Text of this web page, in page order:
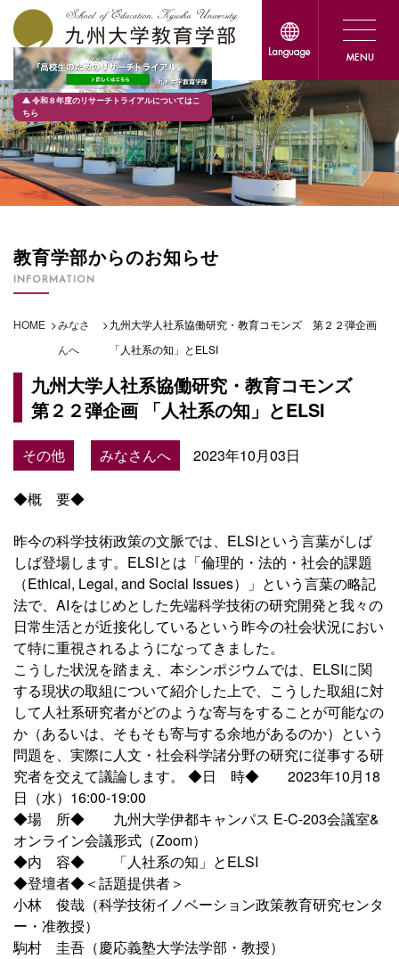
令和８年度のリサーチトライアルについてはこ
ちら
教育学部からのお知らせ
INFORMATION
HOME >みなさ
んへ
>九州大学人社系協働研究・教育コモンズ 第２２弾企画
「人社系の知」とELSI
九州大学人社系協働研究・教育コモンズ
第２２弾企画 「人社系の知」とELSI
その他 みなさんへ 2023年10月03日
◆概 要◆
昨今の科学技術政策の文脈では、ELSIという言葉がしば
しば登場します。ELSIとは「倫理的・法的・社会的課題
（Ethical, Legal, and Social Issues）」という言葉の略記
法で、AIをはじめとした先端科学技術の研究開発と我々の
日常生活とが近接化しているという昨今の社会状況におい
て特に重視されるようになってきました。
こうした状況を踏まえ、本シンポジウムでは、ELSIに関
する現状の取組について紹介した上で、こうした取組に対
して人社系研究者がどのような寄与をすることが可能なの
か（あるいは、そもそも寄与する余地があるのか）という
問題を、実際に人文・社会科学諸分野の研究に従事する研
究者を交えて議論します。 ◆日 時◆ 2023年10月18
日（水）16:00-19:00
◆場 所◆ 九州大学伊都キャンパス E-C-203会議室&
オンライン会議形式（Zoom）
◆内 容◆ 「人社系の知」とELSI
◆登壇者◆＜話題提供者＞
小林 俊哉（科学技術イノベーション政策教育研究センタ
ー・准教授）
駒村 圭吾（慶応義塾大学法学部・教授）